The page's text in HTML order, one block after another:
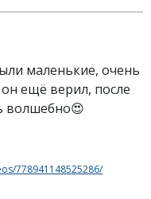
маленькие, очень
ещё верил, после
волшебно😍
778941148525286/